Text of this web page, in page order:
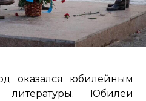
оказался юбилейным
литературы. Юбилеи